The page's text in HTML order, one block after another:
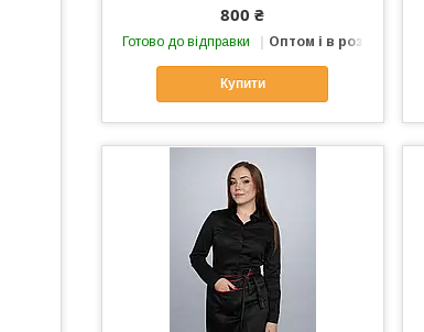
800 ₴
Готово до відправки Оптом і в роздріб
Купити